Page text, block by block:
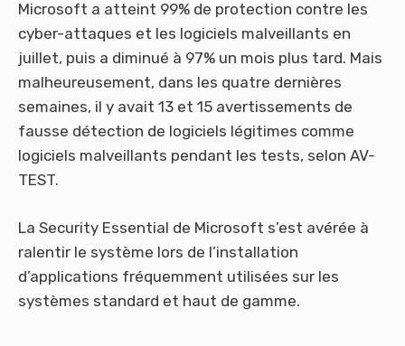
Microsoft a atteint 99% de protection contre les
cyber-attaques et les logiciels malveillants en
juillet, puis a diminué à 97% un mois plus tard. Mais
malheureusement, dans les quatre dernières
semaines, il y avait 13 et 15 avertissements de
fausse détection de logiciels légitimes comme
logiciels malveillants pendant les tests, selon AV-
TEST.
La Security Essential de Microsoft s’est avérée à
ralentir le système lors de l’installation
d’applications fréquemment utilisées sur les
systèmes standard et haut de gamme.